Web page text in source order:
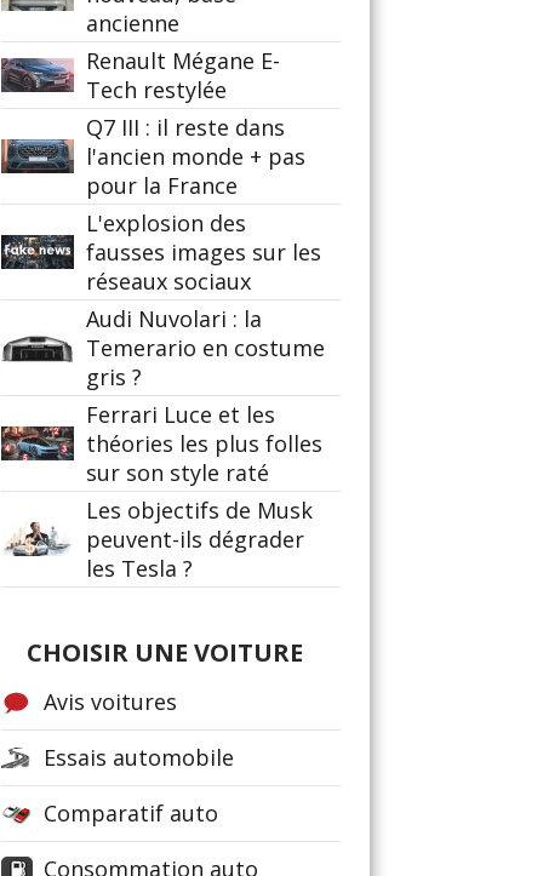
ancienne
Renault Mégane E-
Tech restylée
Q7 III : il reste dans
l'ancien monde + pas
pour la France
L'explosion des
fausses images sur les
réseaux sociaux
Audi Nuvolari : la
Temerario en costume
gris ?
Ferrari Luce et les
théories les plus folles
sur son style raté
Les objectifs de Musk
peuvent-ils dégrader
les Tesla ?
CHOISIR UNE VOITURE
Avis voitures
Essais automobile
Comparatif auto
Consommation auto